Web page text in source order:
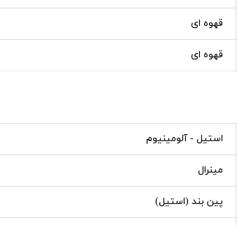
قهوه ای
قهوه ای
استیل - آلومینیوم
مینرال
پین بند (استیل)